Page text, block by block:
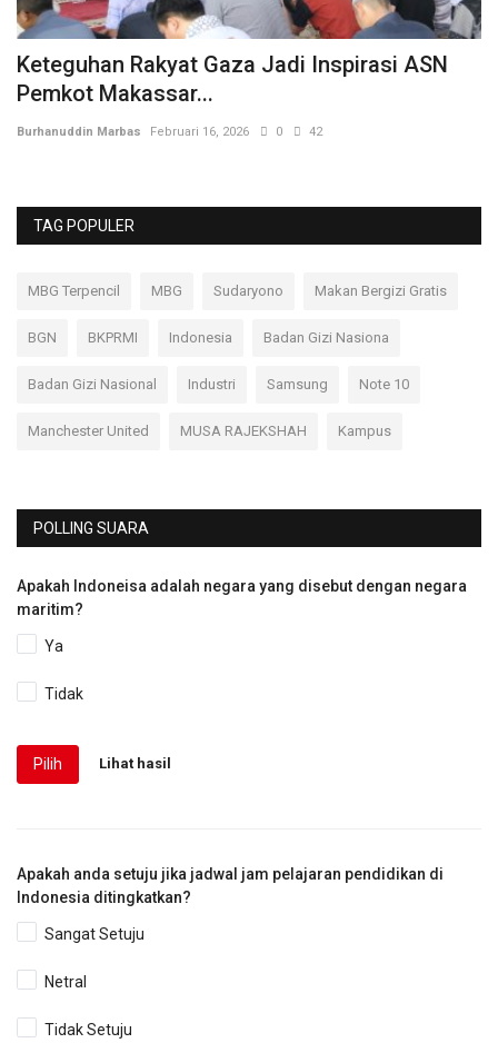
Keteguhan Rakyat Gaza Jadi Inspirasi ASN
Pemkot Makassar...
Burhanuddin Marbas Februari 16, 2026 0 42
TAG POPULER
MBG Terpencil MBG Sudaryono Makan Bergizi Gratis
BGN BKPRMI Indonesia Badan Gizi Nasiona
Badan Gizi Nasional Industri Samsung Note 10
Manchester United MUSA RAJEKSHAH Kampus
POLLING SUARA
Apakah Indoneisa adalah negara yang disebut dengan negara
maritim?
Ya
Tidak
Pilih Lihat hasil
Apakah anda setuju jika jadwal jam pelajaran pendidikan di
Indonesia ditingkatkan?
Sangat Setuju
Netral
Tidak Setuju